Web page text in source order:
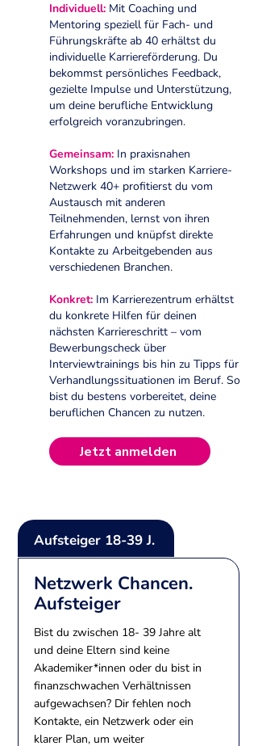
Individuell: Mit Coaching und
Mentoring speziell für Fach- und
Führungskräfte ab 40 erhältst du
individuelle Karriereförderung. Du
bekommst persönliches Feedback,
gezielte Impulse und Unterstützung,
um deine berufliche Entwicklung
erfolgreich voranzubringen.
Gemeinsam: In praxisnahen
Workshops und im starken Karriere-
Netzwerk 40+ profitierst du vom
Austausch mit anderen
Teilnehmenden, lernst von ihren
Erfahrungen und knüpfst direkte
Kontakte zu Arbeitgebenden aus
verschiedenen Branchen.
Konkret: Im Karrierezentrum erhältst
du konkrete Hilfen für deinen
nächsten Karriereschritt – vom
Bewerbungscheck über
Interviewtrainings bis hin zu Tipps für
Verhandlungssituationen im Beruf. So
bist du bestens vorbereitet, deine
beruflichen Chancen zu nutzen.
Jetzt anmelden
Aufsteiger 18-39 J.
Netzwerk Chancen.
Aufsteiger
Bist du zwischen 18- 39 Jahre alt
und deine Eltern sind keine
Akademiker*innen oder du bist in
finanzschwachen Verhältnissen
aufgewachsen? Dir fehlen noch
Kontakte, ein Netzwerk oder ein
klarer Plan, um weiter